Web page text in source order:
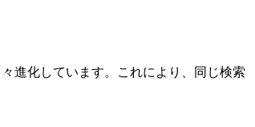
進化しています。これにより、同じ検索